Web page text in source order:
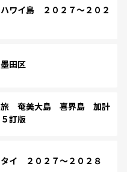
ワイ島 ２０２７～２０２
田区
奄美大島 喜界島 加計
訂版
イ ２０２７～２０２８